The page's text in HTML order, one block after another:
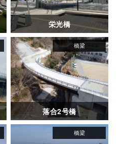
栄光橋
落合2号橋